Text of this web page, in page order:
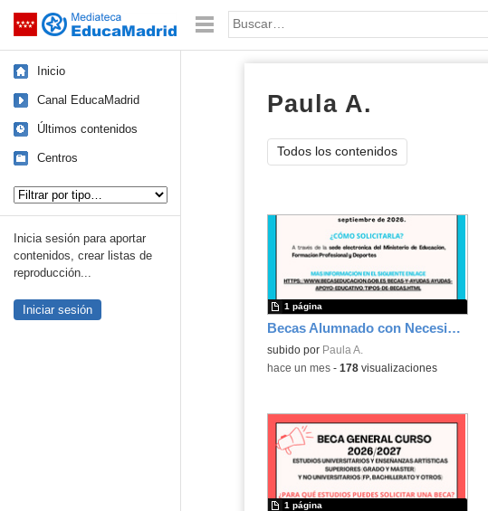
Saltar navegación Palabra o frase:
Inicio
Canal EducaMadrid
Últimos contenidos
Centros
Inicia sesión para aportar
contenidos, crear listas de
reproducción...
Iniciar sesión
Paula A.
Todos los contenidos
Becas Alumnado con Necesidades Educativas Curso 26/27
subido por Paula A.
1 página
-hace un mes- 178visualizaciones
1 página